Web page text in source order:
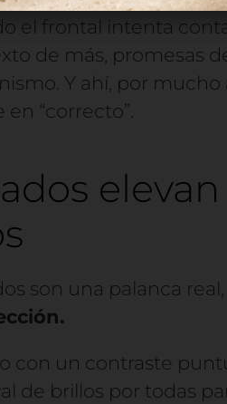
el frontal intenta
de más, promesas
Y ahí, por
“correcto”.
son una palanca
con un contraste
de brillos por todas